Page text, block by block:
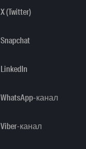
X (Twitter)
Snapchat
LinkedIn
WhatsApp-канал
Viber-канал